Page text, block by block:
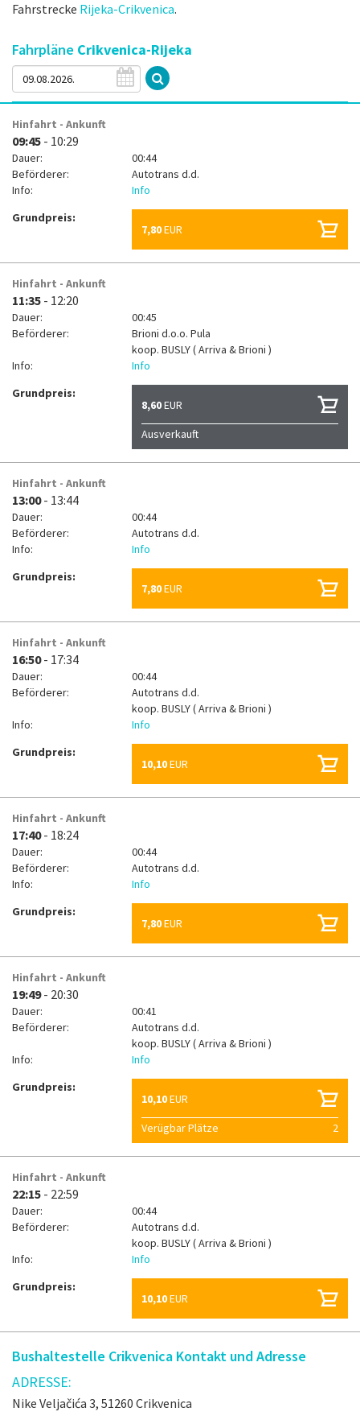
Fahrstrecke Rijeka-Crikvenica.
Fahrpläne Crikvenica-Rijeka
Hinfahrt - Ankunft
09:45 - 10:29
Dauer:
00:44
Beförderer:
Autotrans d.d.
Info:
Info
Grundpreis:
7,80EUR
Hinfahrt - Ankunft
11:35 - 12:20
Dauer:
00:45
Beförderer:
Brioni d.o.o. Pula
koop. BUSLY ( Arriva & Brioni )
Info:
Info
Grundpreis:
8,60EUR
Ausverkauft
Hinfahrt - Ankunft
13:00- 13:44
Dauer:
00:44
Beförderer:
Autotrans d.d.
Info:
Info
Grundpreis:
7,80EUR
Hinfahrt - Ankunft
16:50- 17:34
Dauer:
00:44
Beförderer:
Autotrans d.d.
koop. BUSLY ( Arriva & Brioni )
Info:
Info
Grundpreis:
10,10EUR
Hinfahrt - Ankunft
17:40- 18:24
Dauer:
00:44
Beförderer:
Autotrans d.d.
Info:
Info
Grundpreis:
7,80EUR
Hinfahrt - Ankunft
19:49- 20:30
Dauer:
00:41
Beförderer:
Autotrans d.d.
koop. BUSLY ( Arriva & Brioni )
Info:
Info
Grundpreis:
10,10EUR
Verügbar Plätze
2
Hinfahrt - Ankunft
22:15 - 22:59
Dauer:
00:44
Beförderer:
Autotrans d.d.
koop. BUSLY ( Arriva & Brioni )
Info:
Info
Grundpreis:
10,10EUR
Bushaltestelle Crikvenica Kontakt und Adresse
ADRESSE:
Nike Veljačića 3, 51260 Crikvenica